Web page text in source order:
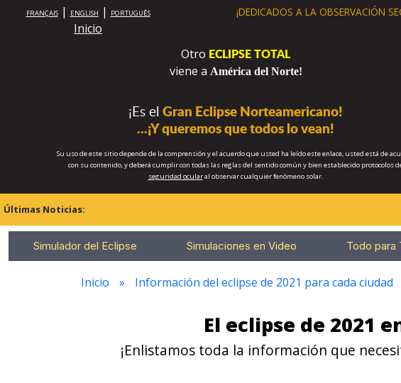
FRANÇAIS| ENGLISH | PORTUGUÊS
Inicio
¡DEDICADOS A LA OBSERVACIÓN
Otro ECLIPSE TOTAL
viene a América del Norte!
¡Es el Gran Eclipse Norteamericano!
...¡Y queremos que todos lo vean!
Su uso de este sitio depende de la comprensión y el acuerdo que usted ha leído este enlace, usted está de
con su contenido, y deberá cumplir con todas las reglas del sentido común y bien establecido protocolos
seguridad ocularal observar cualquier fenómeno solar.
Últimas Noticias:
Simulador del Eclipse Simulaciones en Video Todo para
Inicio Información del eclipse de 2021 para cada ciudad
El eclipse de 2021
¡Enlistamos toda la información que